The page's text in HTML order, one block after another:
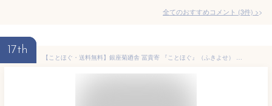
全てのおすすめコメント (3件) >
17th
【ことほぐ・送料無料】銀座菊廼舎 冨貴寄 『ことほぐ』（ふきよせ） お中元 御中元 お菓子 きくのや 銀座きくのや 手土産 東京土産 登録商標 寿ぐ（ことほぐ）